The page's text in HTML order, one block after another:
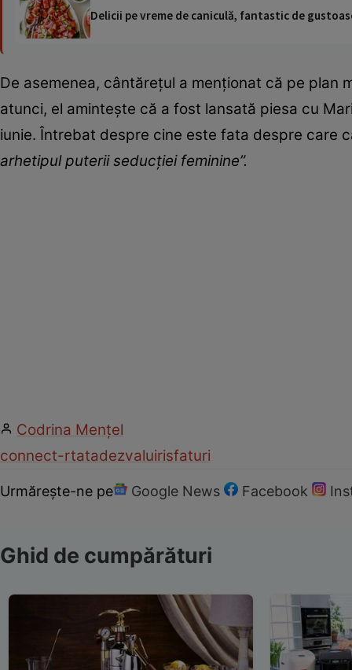
Delicii pe vreme de caniculă, fantastic de
De asemenea, cântărețul a menționat că pe plan
atunci, el amintește că a fost lansată piesa cu
iunie. Întrebat despre cine este fata despre care
arhetipul puterii seducției feminine”.
Codrina Mențel
connect-rtatadezvaluirisfaturi
Urmărește-ne pe Google News Facebook
Ghid de cumpărături